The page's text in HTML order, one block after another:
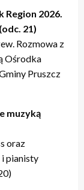
Region 2026.
21)
Rozmowa z
Ośrodka
Pruszcz
muzyką
oraz
pianisty